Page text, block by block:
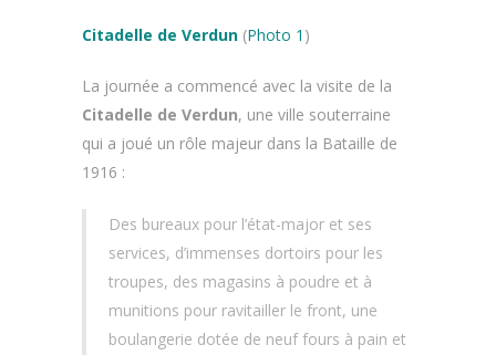
Citadelle de Verdun (Photo 1 )
La journée a commencé avec la visite de la
Citadelle de Verdun, une ville souterraine
qui a joué un rôle majeur dans la Bataille de
1916 :
Des bureaux pour l’état-major et ses
services, d’immenses dortoirs pour les
troupes, des magasins à poudre et à
munitions pour ravitailler le front, une
boulangerie dotée de neuf fours à pain et